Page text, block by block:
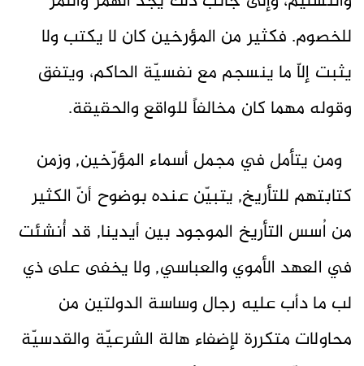
للخصوم. فكثير من المؤرخين كان لا يكتب ولا
يثبت إلاّ ما ينسجم مع نفسيّة الحاكم، ويتفق
وقوله مهما كان مخالفاً للواقع والحقيقة.
ومن يتأمل في مجمل أسماء المؤرّخين, وزمن
كتابتهم للتأريخ, يتبيّن عنده بوضوح أنّ الكثير
من اُسس التأريخ الموجود بين أيدينا, قد أُنشئت
في العهد الأموي والعباسي, ولا يخفى على ذي
لب ما دأب عليه رجال وساسة الدولتين من
محاولات متكررة لإضفاء هالة الشرعيّة والقدسيّة